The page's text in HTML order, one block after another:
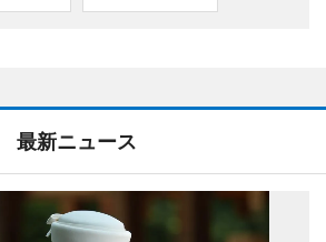
最新ニュース